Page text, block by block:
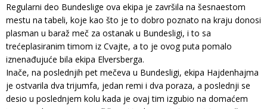
Regularni deo Bundeslige ova ekipa je završila na šesnaestom
mestu na tabeli, koje kao što je to dobro poznato na kraju donosi
plasman u baraž meč za ostanak u Bundesligi, i to sa
trećeplasiranim timom iz Cvajte, a to je ovog puta pomalo
iznenađujuće bila ekipa Elversberga.
Inače, na poslednjih pet mečeva u Bundesligi, ekipa Hajdenhajma
je ostvarila dva trijumfa, jedan remi i dva poraza, a poslednji se
desio u poslednjem kolu kada je ovaj tim izgubio na domaćem